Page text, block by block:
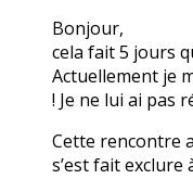
Bonjour,
cela fait 5 jours
Actuellement je
! Je ne lui ai pas
Cette rencontre
s’est fait